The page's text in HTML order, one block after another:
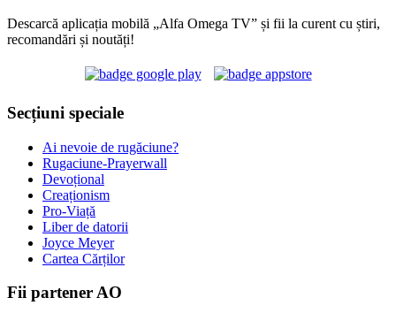
Descarcă aplicația mobilă „Alfa Omega TV” și fii la curent cu știri,
recomandări și noutăți!
Secțiuni speciale
Ai nevoie de rugăciune?
Rugaciune-Prayerwall
Devoțional
Creaționism
Pro-Viață
Liber de datorii
Joyce Meyer
Cartea Cărților
Fii partener AO